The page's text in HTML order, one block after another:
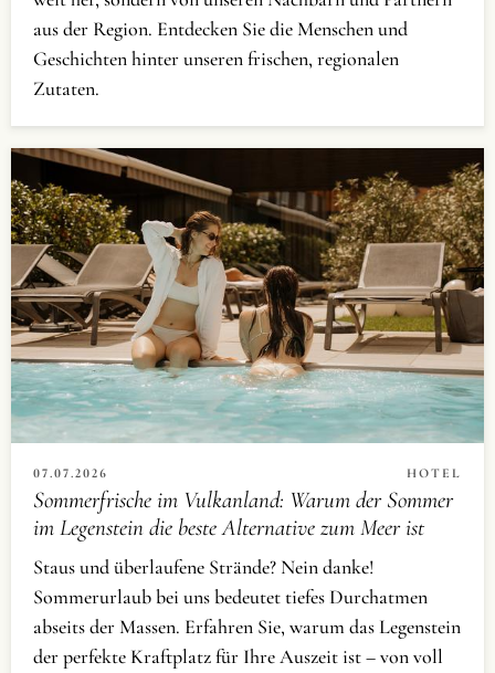
aus der Region. Entdecken Sie die Menschen und
Geschichten hinter unseren frischen, regionalen
Zutaten.
07.07.2026 HOTEL
Sommerfrische im Vulkanland: Warum der Sommer
im Legenstein die beste Alternative zum Meer ist
Staus und überlaufene Strände? Nein danke!
Sommerurlaub bei uns bedeutet tiefes Durchatmen
abseits der Massen. Erfahren Sie, warum das Legenstein
der perfekte Kraftplatz für Ihre Auszeit ist – von voll